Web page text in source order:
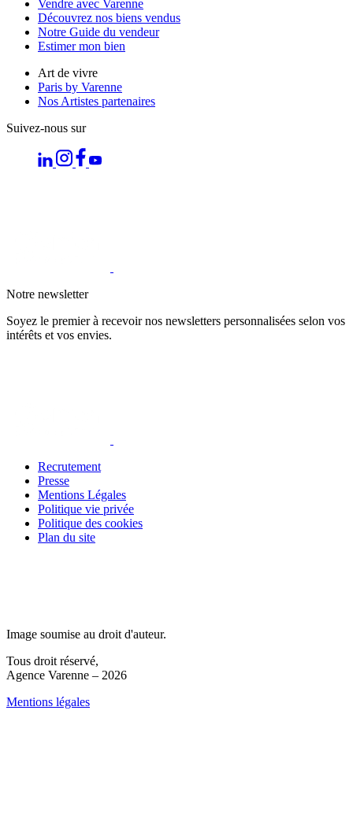
Vendre avec Varenne
Découvrez nos biens vendus
Notre Guide du vendeur
Estimer mon bien
Art de vivre
Paris by Varenne
Nos Artistes partenaires
Suivez-nous sur
Notre newsletter
Soyez le premier à recevoir nos newsletters personnalisées selon vos
intérêts et vos envies.
Recrutement
Presse
Mentions Légales
Politique vie privée
Politique des cookies
Plan du site
Image soumise au droit d'auteur.
Tous droit réservé,
Agence Varenne – 2026
Mentions légales